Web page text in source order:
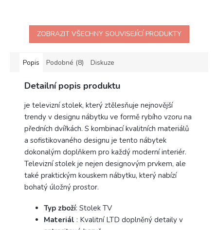
ZOBRAZIT VŠECHNY SOUVISEJÍCÍ PRODUKTY
Popis Podobné (8) Diskuze
Detailní popis produktu
je televizní stolek, který ztělesňuje nejnovější
trendy v designu nábytku ve formě rybího vzoru na
předních dvířkách. S kombinací kvalitních materiálů
a sofistikovaného designu je tento nábytek
dokonalým doplňkem pro každý moderní interiér.
Televizní stolek je nejen designovým prvkem, ale
také praktickým kouskem nábytku, který nabízí
bohatý úložný prostor.
Typ zboží: Stolek TV
Materiál : Kvalitní LTD doplněný detaily v